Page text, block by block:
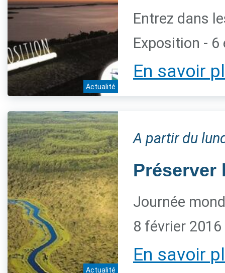
Actualité
Entrez dans
Exposition -
En savoir
Actualité
A partir du
Préserver
Journée
8 février 2016
En savoir